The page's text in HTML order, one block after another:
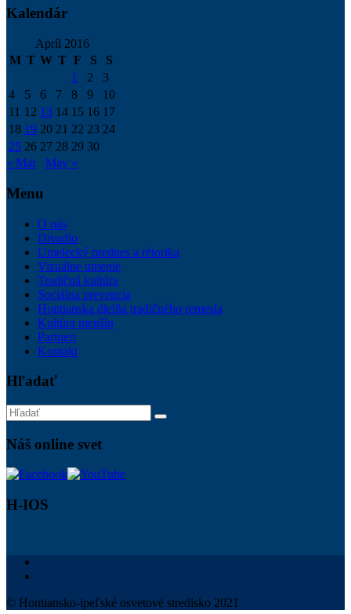
Kalendár
Apríl 2016
M T W T F S
S
1
2
3
4
5 6 7 8 9
10
11 12 13 14 15 16 17
18 19 20 21 22 23 24
25 26 27 28 29 30
« Mar
May »
Menu
O nás
Divadlo
Umelecký prednes a rétorika
Vizuálne umenie
Tradičná kultúra
Sociálna prevencia
Hontianska dielňa tradičného remesla
Kultúra menšín
Partneri
Kontakt
Hľadať
Náš online svet
H-IOS
© Hontiansko-ipeľské osvetové stredisko 2021